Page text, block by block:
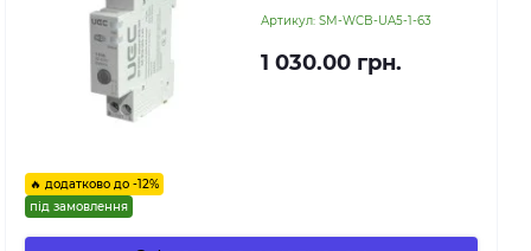
🔥 додатково до -12%
під замовлення
Артикул: SM-WCB-UA5-1-63
1 030.00 грн.